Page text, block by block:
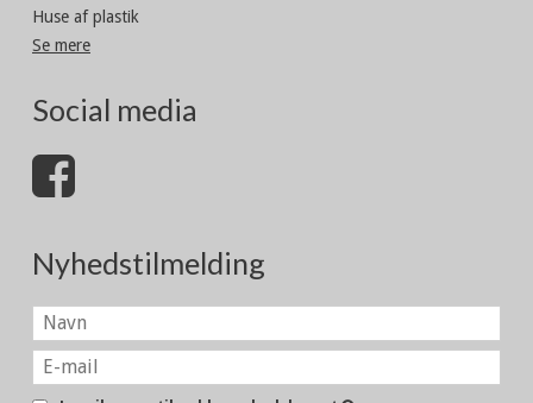
Huse af plastik
Se mere
Social media
Nyhedstilmelding